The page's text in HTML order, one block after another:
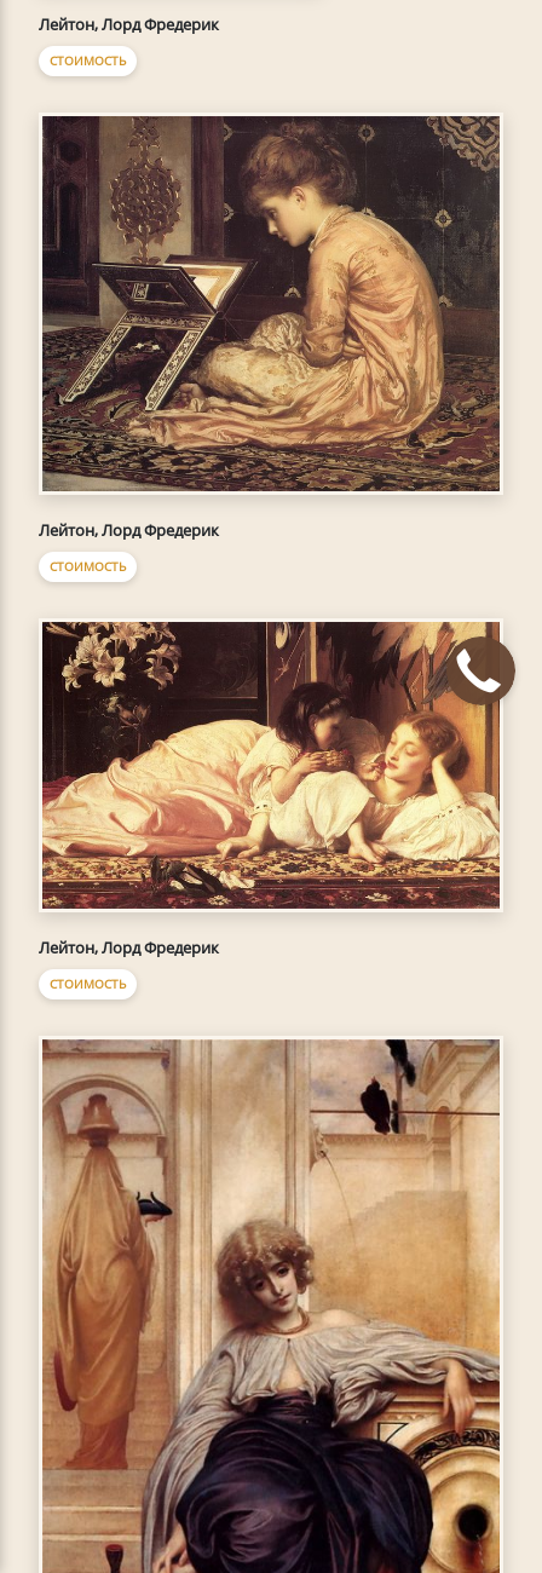
Лейтон, Лорд Фредерик
СТОИМОСТЬ
Лейтон, Лорд Фредерик
СТОИМОСТЬ
Лейтон, Лорд Фредерик
СТОИМОСТЬ